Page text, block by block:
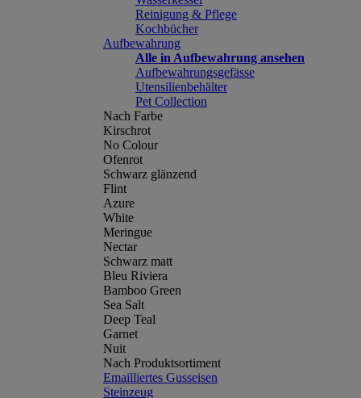
Reinigung & Pflege
Kochbücher
Aufbewahrung
Alle in Aufbewahrung ansehen
Aufbewahrungsgefässe
Utensilienbehälter
Pet Collection
Nach Farbe
Kirschrot
No Colour
Ofenrot
Schwarz glänzend
Flint
Azure
White
Meringue
Nectar
Schwarz matt
Bleu Riviera
Bamboo Green
Sea Salt
Deep Teal
Garnet
Nuit
Nach Produktsortiment
Emailliertes Gusseisen
Steinzeug